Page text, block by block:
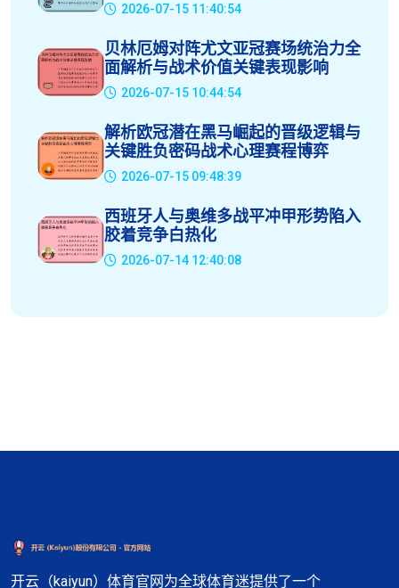
2026-07-15 11:40:54
贝林厄姆对阵尤文亚冠赛场统治力全
面解析与战术价值关键表现影响
2026-07-15 10:44:54
解析欧冠潜在黑马崛起的晋级逻辑与
关键胜负密码战术心理赛程博弈
2026-07-15 09:48:39
西班牙人与奥维多战平冲甲形势陷入
胶着竞争白热化
2026-07-14 12:40:08
开云（kaiyun）体育官网为全球体育迷提供了一个